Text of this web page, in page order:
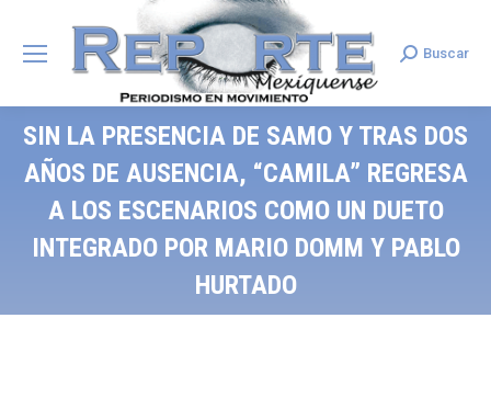
Search:
Buscar
SIN LA PRESENCIA DE SAMO Y TRAS DOS
AÑOS DE AUSENCIA, “CAMILA” REGRESA
A LOS ESCENARIOS COMO UN DUETO
INTEGRADO POR MARIO DOMM Y PABLO
HURTADO